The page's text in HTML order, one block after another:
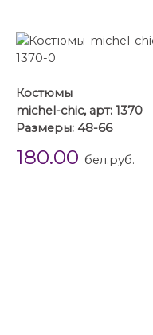
Костюмы
michel-chic, арт: 1370
Размеры: 48-66
180.00 бел.руб.